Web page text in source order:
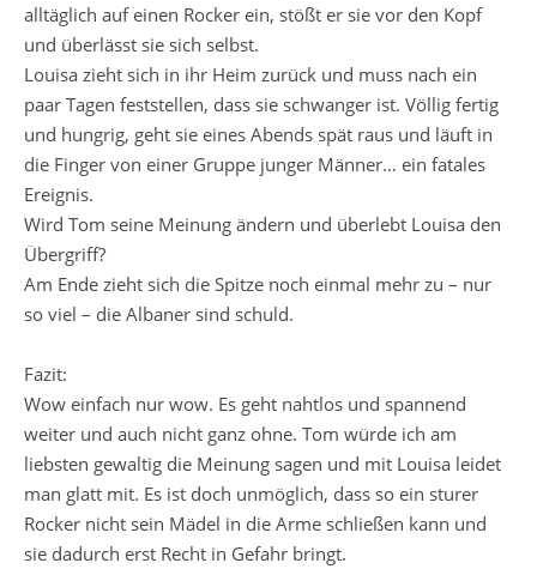
alltäglich auf einen Rocker ein, stößt er sie vor den Kopf
und überlässt sie sich selbst.
Louisa zieht sich in ihr Heim zurück und muss nach ein
paar Tagen feststellen, dass sie schwanger ist. Völlig fertig
und hungrig, geht sie eines Abends spät raus und läuft in
die Finger von einer Gruppe junger Männer… ein fatales
Ereignis.
Wird Tom seine Meinung ändern und überlebt Louisa den
Übergriff?
Am Ende zieht sich die Spitze noch einmal mehr zu – nur
so viel – die Albaner sind schuld.
Fazit:
Wow einfach nur wow. Es geht nahtlos und spannend
weiter und auch nicht ganz ohne. Tom würde ich am
liebsten gewaltig die Meinung sagen und mit Louisa leidet
man glatt mit. Es ist doch unmöglich, dass so ein sturer
Rocker nicht sein Mädel in die Arme schließen kann und
sie dadurch erst Recht in Gefahr bringt.